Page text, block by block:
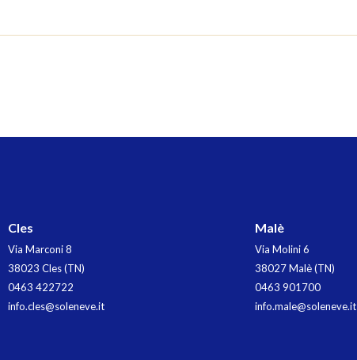
Cles
Via Marconi 8
38023 Cles (TN)
0463 422722
info.cles@soleneve.it
Malè
Via Molini 6
38027 Malè (TN)
0463 901700
info.male@soleneve.it